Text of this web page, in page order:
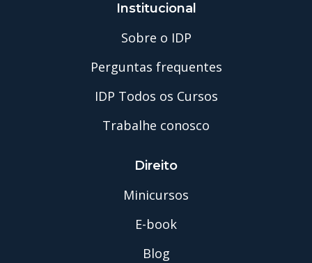
Institucional
Sobre o IDP
Perguntas frequentes
IDP Todos os Cursos
Trabalhe conosco
Direito
Minicursos
E-book
Blog